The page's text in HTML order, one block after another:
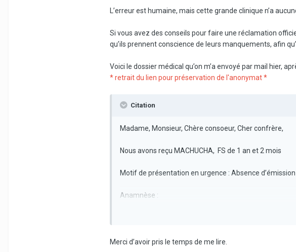
L’erreur est humaine, mais cette grande clinique n’a
Si vous avez des conseils pour faire une réclamation
qu’ils prennent conscience de leurs manquements, afin
Voici le dossier médical qu’on m’a envoyé par mail hier,
* retrait du lien pour préservation de l'anonymat *
Citation
Madame, Monsieur, Chère consoeur, Cher confrère,
Nous avons reçu MACHUCHA, FS de 1 an et 2 mois
Motif de présentation en urgence : Absence
Anamnèse :
Vendredi 19/09 prise en charge chirurgicale
selles normales. Baisse d’appétit motivant un
Merci d’avoir pris le temps de me lire.